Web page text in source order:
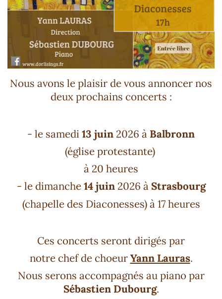
Nous avons le plaisir de vous annoncer nos
deux prochains concerts :
- le samedi 13 juin 2026 à Balbronn
(église protestante)
à 20 heures
- le dimanche14 juin2026 à Strasbourg
(chapelle des Diaconesses)à 17 heures
Ces concerts seront dirigés par
notre chef de choeurYann Lauras.
Nous serons accompagnés au piano par
Sébastien Dubourg.